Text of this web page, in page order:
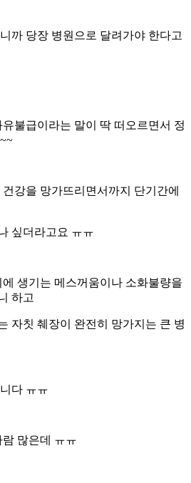
까 당장 병원으로 달려가야 한다고
불급이라는 말이 딱 떠오르면서 정
강을 망가뜨리면서까지 단기간에
싶더라고요 ㅠㅠ
생기는 메스꺼움이나 소화불량을
하고
자칫 췌장이 완전히 망가지는 큰 병
다 ㅠㅠ
많은데 ㅠㅠ